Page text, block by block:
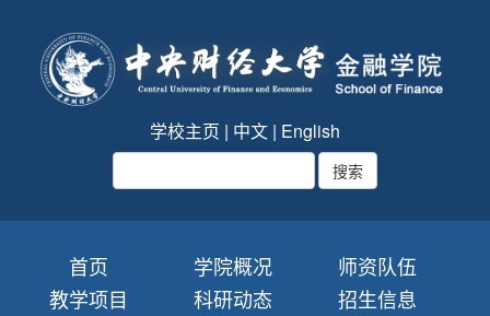
学校主页 | 中文 | English
首页 学院概况
师资队伍
教学项目
科研动态
招生信息